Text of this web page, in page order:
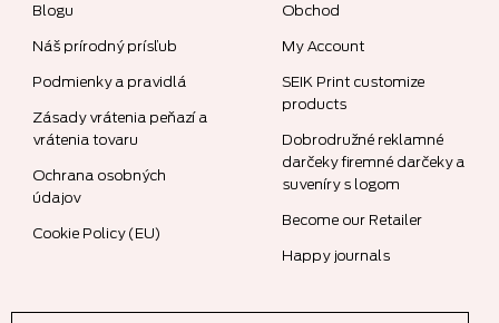
Blogu
Náš prírodný prísľub
Podmienky a pravidlá
Zásady vrátenia peňazí a
vrátenia tovaru
Ochrana osobných
údajov
Cookie Policy (EU)
Obchod
My Account
SEIK Print customize
products
Dobrodružné reklamné
darčeky firemné darčeky a
suveníry s logom
Become our Retailer
Happy journals